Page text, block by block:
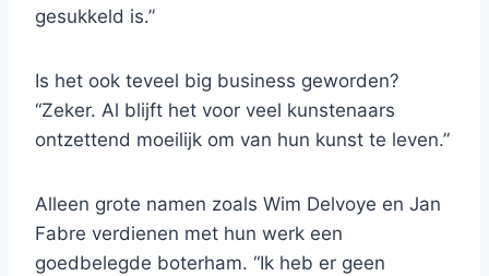
gesukkeld is.”
Is het ook teveel big business geworden?
“Zeker. Al blijft het voor veel kunstenaars
ontzettend moeilijk om van hun kunst te leven.”
Alleen grote namen zoals Wim Delvoye en Jan
Fabre verdienen met hun werk een
goedbelegde boterham. “Ik heb er geen